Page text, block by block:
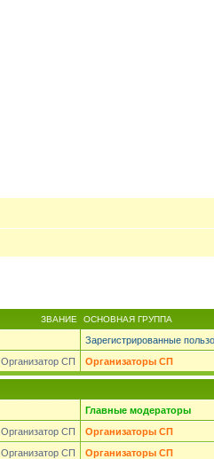
ЗВАНИЕ ОСНОВНАЯ ГРУППА
Зарегистрированные
Организатор СП
Организаторы СП
Главные модераторы
Организатор СП
Организаторы СП
Организатор СП
Организаторы СП